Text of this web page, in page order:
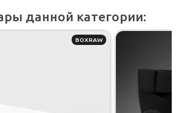
данной категории:
BOXRAW